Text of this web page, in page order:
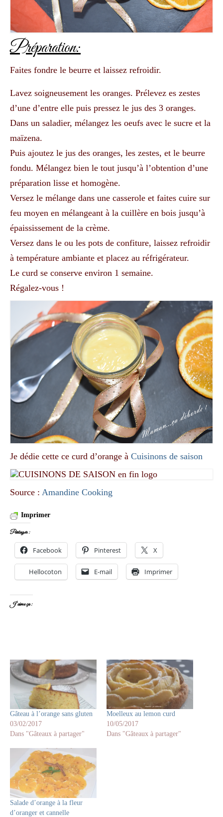
Préparation:
Faites fondre le beurre et laissez refroidir.
Lavez soigneusement les oranges. Prélevez es zestes
d’une d’entre elle puis pressez le jus des 3 oranges.
Dans un saladier, mélangez les oeufs avec le sucre et la
maïzena.
Puis ajoutez le jus des oranges, les zestes, et le beurre
fondu. Mélangez bien le tout jusqu’à l’obtention d’une
préparation lisse et homogène.
Versez le mélange dans une casserole et faites cuire sur
feu moyen en mélangeant à la cuillère en bois jusqu’à
épaississement de la crème.
Versez dans le ou les pots de confiture, laissez refroidir
à température ambiante et placez au réfrigérateur.
Le curd se conserve environ 1 semaine.
Régalez-vous !
Je dédie cette ce curd d’orange à Cuisinons de saison
Source : Amandine Cooking
Imprimer
Partager :
Facebook Pinterest X
Hellocoton E-mail Imprimer
J’aime ça :
Gâteau à l’orange sans gluten
03/02/2017
Dans "Gâteaux à partager"
Moelleux au lemon curd
10/05/2017
Dans "Gâteaux à partager"
Salade d’orange à la fleur
d’oranger et cannelle